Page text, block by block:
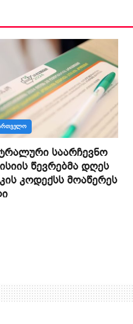
საარჩევნო
წევრებმა დღეს
კოდექსს მოაწერეს